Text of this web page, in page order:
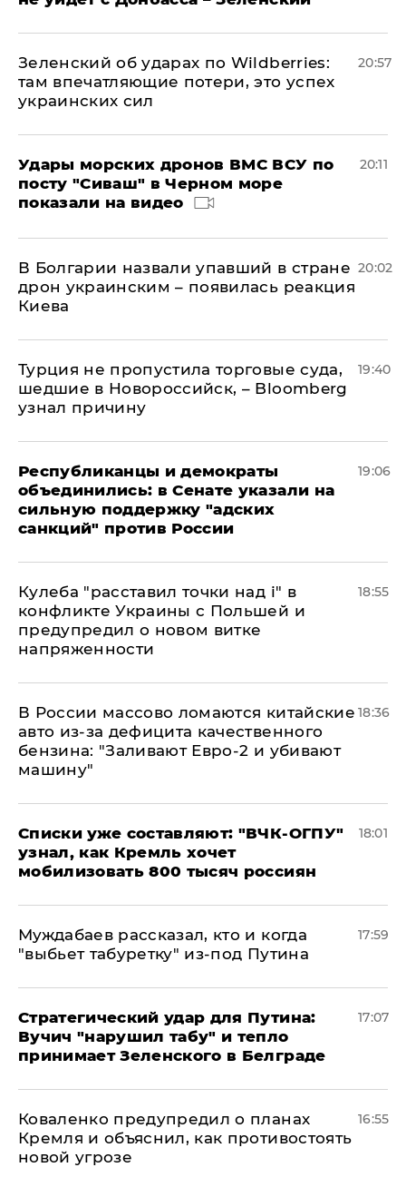
Зеленский об ударах по Wildberries:
там впечатляющие потери, это успех
украинских сил
20:57
Удары морских дронов ВМС ВСУ по
посту "Сиваш" в Черном море
показали на видео
20:11
В Болгарии назвали упавший в стране
дрон украинским – появилась реакция
Киева
20:02
Турция не пропустила торговые суда,
шедшие в Новороссийск, – Bloomberg
узнал причину
19:40
Республиканцы и демократы
объединились: в Сенате указали на
сильную поддержку "адских
санкций" против России
19:06
Кулеба "расставил точки над і" в
конфликте Украины с Польшей и
предупредил о новом витке
напряженности
18:55
В России массово ломаются китайские
авто из-за дефицита качественного
бензина: "Заливают Евро-2 и убивают
машину"
18:36
Списки уже составляют: "ВЧК-ОГПУ"
узнал, как Кремль хочет
мобилизовать 800 тысяч россиян
18:01
Муждабаев рассказал, кто и когда
"выбьет табуретку" из-под Путина
17:59
Стратегический удар для Путина:
Вучич "нарушил табу" и тепло
принимает Зеленского в Белграде
17:07
Коваленко предупредил о планах
Кремля и объяснил, как противостоять
новой угрозе
16:55